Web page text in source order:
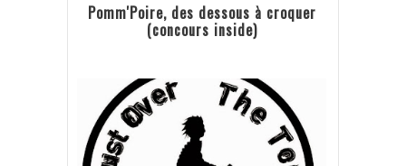
Pomm'Poire, des dessous à croquer
(concours inside)